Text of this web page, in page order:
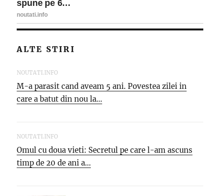
ALTE STIRI
NOUTATI.INFO
M-a parasit cand aveam 5 ani. Povestea zilei in
care a batut din nou la...
NOUTATI.INFO
Omul cu doua vieti: Secretul pe care l-am ascuns
timp de 20 de ani a...